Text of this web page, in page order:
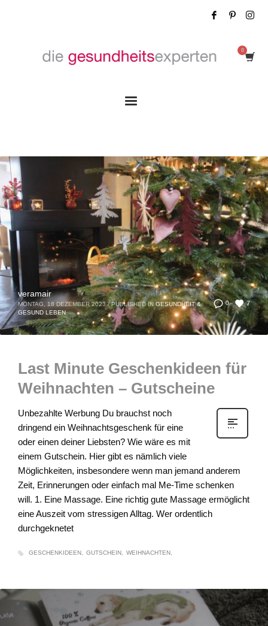
0 7
veramair
MONTAG, 18 DEZEMBER 2023 / PUBLISHED IN GESUNDHEIT &
GESUND LEBEN
Last Minute Geschenkideen für
Weihnachten – Gutscheine
Unbezahlte Werbung Du brauchst noch
dringend ein Weihnachtsgeschenk für eine
oder einen deiner Liebsten? Wie wäre es mit
einem Gutschein. Hier gibt es nämlich viele
Möglichkeiten, insbesondere wenn man jemand anderem
Zeit, Erinnerungen oder einfach mal Me-Time schenken
will. 1. Eine Massage. Eine richtig gute Massage ermöglicht
eine Auszeit vom stressigen Alltag. Wer ordentlich
durchgeknetet
GESCHENKIDEEN GUTSCHEIN WEIHNACHTEN